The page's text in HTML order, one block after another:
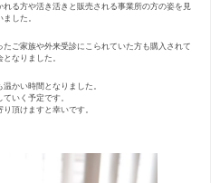
る方や活き活きと販売される事業所の方の姿を見
した。
ご家族や外来受診にこられていた方も購入されて
なりました。
かい時間となりました。
いく予定です。
頂けますと幸いです。